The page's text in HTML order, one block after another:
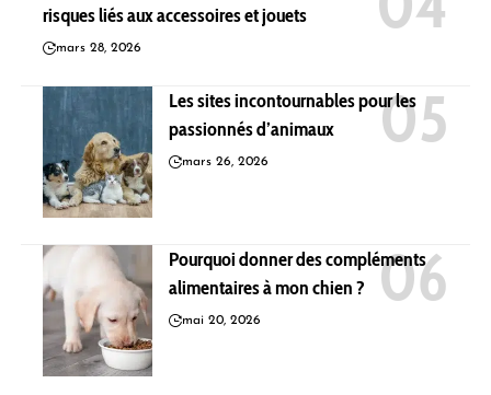
risques liés aux accessoires et jouets
mars 28, 2026
Les sites incontournables pour les
passionnés d’animaux
mars 26, 2026
Pourquoi donner des compléments
alimentaires à mon chien ?
mai 20, 2026